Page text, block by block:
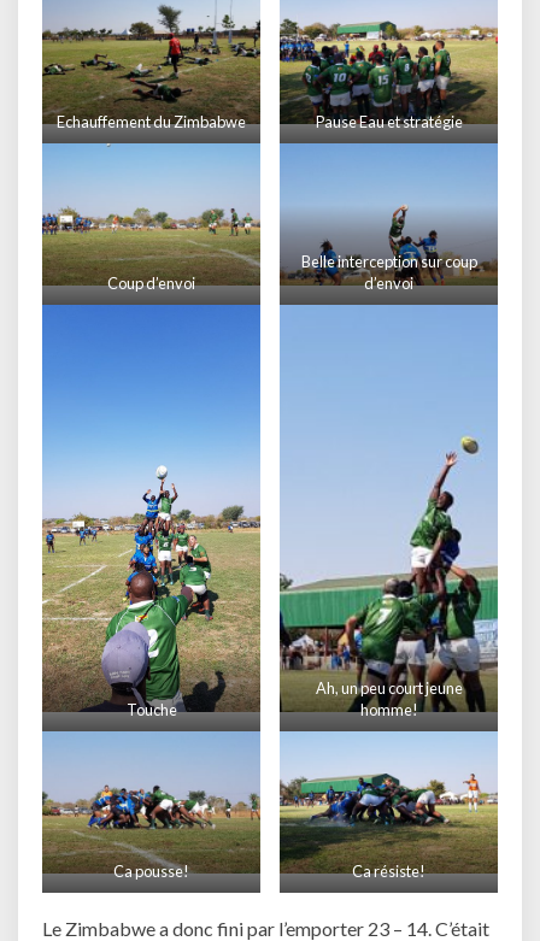
Echauffement du Zimbabwe Pause Eau et stratégie
Coup d’envoi
Belle interception sur coup
d’envoi
Touche
Ah, un peu court jeune
homme!
Ca pousse! Ca résiste!
Le Zimbabwe a donc fini par l’emporter 23 – 14. C’était